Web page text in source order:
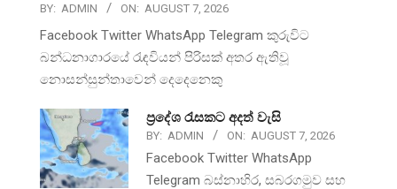
BY: ADMIN ON: AUGUST 7, 2026
Facebook Twitter WhatsApp Telegram කුරුවිට
බන්ධනාගාරයේ රැඳවියන් පිරිසක් අතර ඇතිවූ
නොසන්සුන්තාවෙන් දෙදෙනෙකු
ප්‍රදේශ රැසකට අදත් වැසි
BY: ADMIN ON: AUGUST 7, 2026
Facebook Twitter WhatsApp
Telegram බස්නාහිර, සබරගමුව සහ